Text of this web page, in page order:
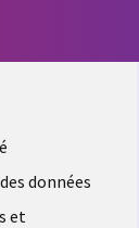
données
et